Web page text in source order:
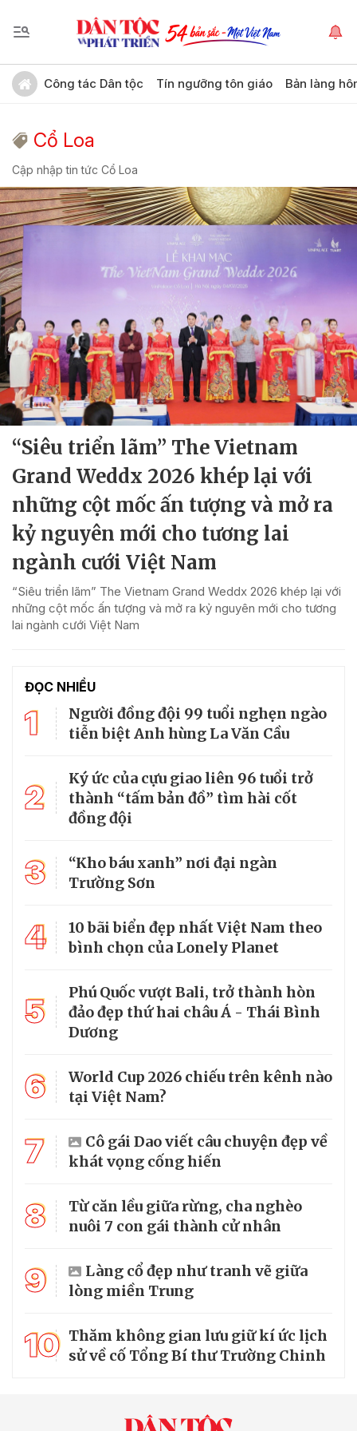
Công tác Dân tộc Tín ngưỡng tôn giáo Bản làng
Cổ Loa
Cập nhập tin tức Cổ Loa
“Siêu triển lãm” The Vietnam
Grand Weddx 2026 khép lại với
những cột mốc ấn tượng và mở ra
kỷ nguyên mới cho tương lai
ngành cưới Việt Nam
“Siêu triển lãm” The Vietnam Grand Weddx 2026 khép lại với
những cột mốc ấn tượng và mở ra kỷ nguyên mới cho tương
lai ngành cưới Việt Nam
ĐỌC NHIỀU
1
Người đồng đội 99 tuổi nghẹn ngào
tiễn biệt Anh hùng La Văn Cầu
2
Ký ức của cựu giao liên 96 tuổi trở
thành “tấm bản đồ” tìm hài cốt
đồng đội
3
“Kho báu xanh” nơi đại ngàn
Trường Sơn
4
10 bãi biển đẹp nhất Việt Nam theo
bình chọn của Lonely Planet
5
Phú Quốc vượt Bali, trở thành hòn
đảo đẹp thứ hai châu Á - Thái Bình
Dương
6
World Cup 2026 chiếu trên kênh nào
tại Việt Nam?
7
Cô gái Dao viết câu chuyện đẹp về
khát vọng cống hiến
8
Từ căn lều giữa rừng, cha nghèo
nuôi 7 con gái thành cử nhân
9
Làng cổ đẹp như tranh vẽ giữa
lòng miền Trung
10 Thăm không gian lưu giữ kí ức lịch
sử về cố Tổng Bí thư Trường Chinh